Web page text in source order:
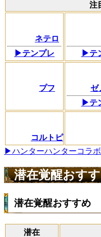
注
ネテロ
▶テンプレ
▶テ
プフ
ゼ
▶テ
コルトピ
▶ハンターハンターコラ
潜在覚醒おす
潜在覚醒おすすめ
潜在